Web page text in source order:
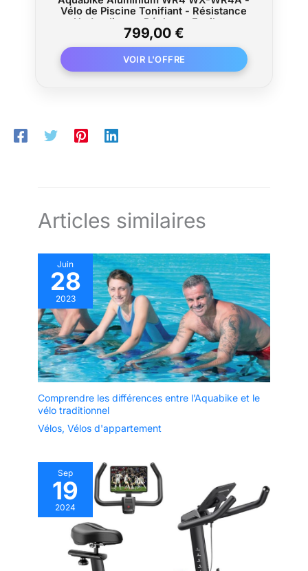
Vélo de Piscine Tonifiant - Résistance
Hydraulique - Réglages Faciles -
Utilisation Pieds Nus - Prof. 1,1-1,6m -
WX Water Flex Water Fitness Expert
799,00 €
Articles similaires
Juin
28
2023
Comprendre les différences entre l’Aquabike et le
vélo traditionnel
Vélos, Vélos d'appartement
Sep
19
2024